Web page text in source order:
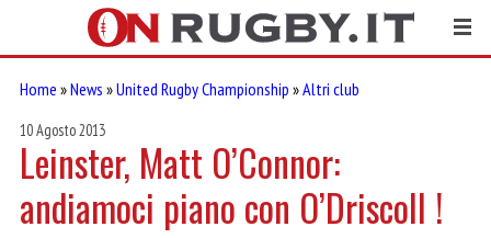
Home »News »United Rugby Championship »Altri club
10 Agosto 2013
Leinster, Matt O’Connor:
andiamoci piano con O’Driscoll !